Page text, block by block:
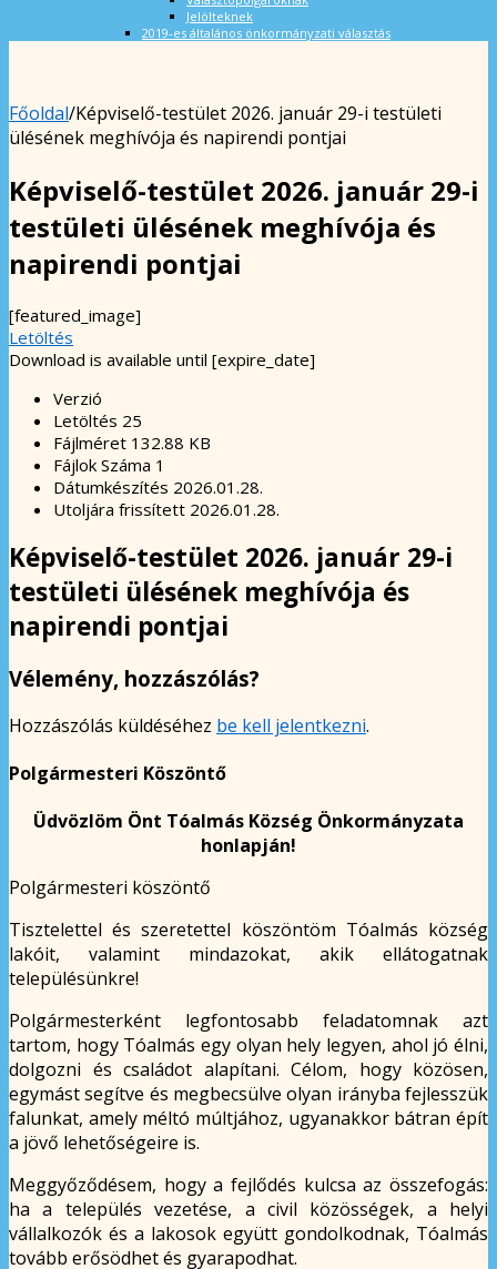
Jelölteknek
2019-es általános önkormányzati választás
Főoldal/Képviselő-testület 2026. január 29-i testületi
ülésének meghívója és napirendi pontjai
Képviselő-testület 2026. január 29-i
testületi ülésének meghívója és
napirendi pontjai
[featured_image]
Letöltés
Download is available until [expire_date]
Verzió
Letöltés 25
Fájlméret 132.88 KB
Fájlok Száma 1
Dátumkészítés 2026.01.28.
Utoljára frissített 2026.01.28.
Képviselő-testület 2026. január 29-i
testületi ülésének meghívója és
napirendi pontjai
Vélemény, hozzászólás?
Hozzászólás küldéséhez be kell jelentkezni.
Polgármesteri Köszöntő
Üdvözlöm Önt Tóalmás Község Önkormányzata
honlapján!
Polgármesteri köszöntő
Tisztelettel és szeretettel köszöntöm Tóalmás község
lakóit, valamint mindazokat, akik ellátogatnak
településünkre!
Polgármesterként legfontosabb feladatomnak azt
tartom, hogy Tóalmás egy olyan hely legyen, ahol jó élni,
dolgozni és családot alapítani. Célom, hogy közösen,
egymást segítve és megbecsülve olyan irányba fejlesszük
falunkat, amely méltó múltjához, ugyanakkor bátran épít
a jövő lehetőségeire is.
Meggyőződésem, hogy a fejlődés kulcsa az összefogás:
ha a település vezetése, a civil közösségek, a helyi
vállalkozók és a lakosok együtt gondolkodnak, Tóalmás
tovább erősödhet és gyarapodhat.